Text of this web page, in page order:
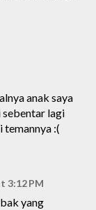
anak saya
sebentar lagi
temannya :(
3:12 PM
yang